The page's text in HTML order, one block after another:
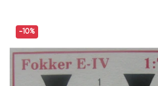
-10%